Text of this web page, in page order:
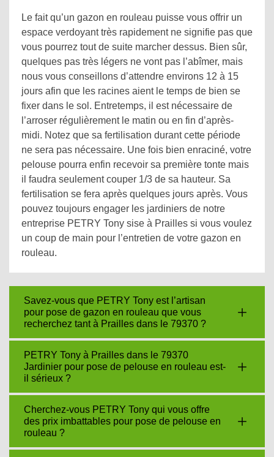
Le fait qu’un gazon en rouleau puisse vous offrir un
espace verdoyant très rapidement ne signifie pas que
vous pourrez tout de suite marcher dessus. Bien sûr,
quelques pas très légers ne vont pas l’abîmer, mais
nous vous conseillons d’attendre environs 12 à 15
jours afin que les racines aient le temps de bien se
fixer dans le sol. Entretemps, il est nécessaire de
l’arroser régulièrement le matin ou en fin d’après-
midi. Notez que sa fertilisation durant cette période
ne sera pas nécessaire. Une fois bien enraciné, votre
pelouse pourra enfin recevoir sa première tonte mais
il faudra seulement couper 1/3 de sa hauteur. Sa
fertilisation se fera après quelques jours après. Vous
pouvez toujours engager les jardiniers de notre
entreprise PETRY Tony sise à Prailles si vous voulez
un coup de main pour l’entretien de votre gazon en
rouleau.
Savez-vous que PETRY Tony est l’artisan
pour pose de gazon en rouleau que vous
recherchez tant à Prailles dans le 79370 ?
PETRY Tony à Prailles dans le 79370
Jardinier pour pose de pelouse en rouleau est-
il sérieux ?
Cherchez-vous PETRY Tony qui vous offre
des prix imbattables pour pose de pelouse en
rouleau ?